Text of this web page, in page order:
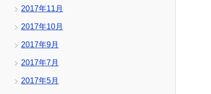
2017年11月
2017年10月
2017年9月
2017年7月
2017年5月